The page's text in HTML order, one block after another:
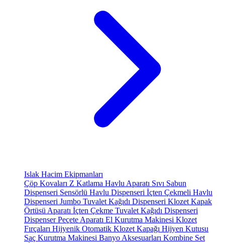
Islak Hacim Ekipmanları
Çöp Kovaları Z Katlama Havlu Aparatı Sıvı Sabun
Dispenseri Sensörlü Havlu Dispenseri İçten Çekmeli Havlu
Dispenseri Jumbo Tuvalet Kağıdı Dispenseri Klozet Kapak
Örtüsü Aparatı İçten Çekme Tuvalet Kağıdı Dispenseri
Dispenser Peçete Aparatı El Kurutma Makinesi Klozet
Fırçaları Hijyenik Otomatik Klozet Kapağı Hijyen Kutusu
Saç Kurutma Makinesi Banyo Aksesuarları Kombine Set